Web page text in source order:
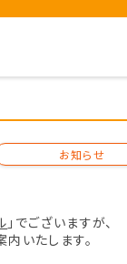
お知らせ
」でございますが、
いたします。